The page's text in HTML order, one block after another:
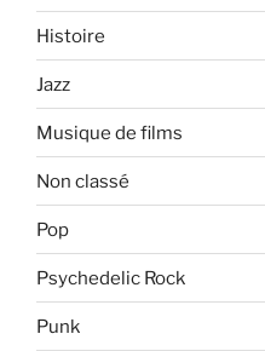
Histoire
Jazz
Musique de films
Non classé
Pop
Psychedelic Rock
Punk